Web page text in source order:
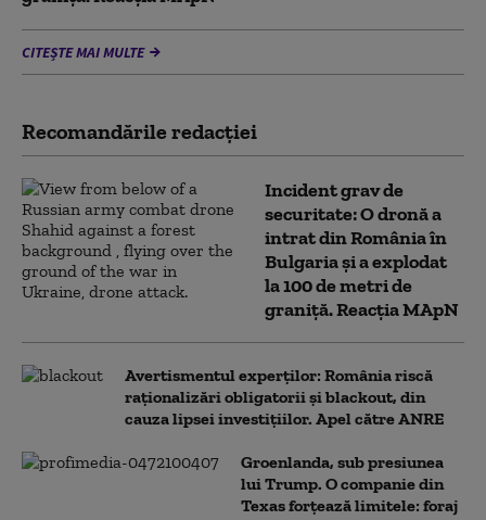
CITEȘTE MAI MULTE
Recomandările redacţiei
Incident grav de
securitate: O dronă a
intrat din România în
Bulgaria şi a explodat
la 100 de metri de
graniţă. Reacția MApN
Avertismentul experților: România riscă
raționalizări obligatorii și blackout, din
cauza lipsei investițiilor. Apel către ANRE
Groenlanda, sub presiunea
lui Trump. O companie din
Texas forțează limitele: foraj